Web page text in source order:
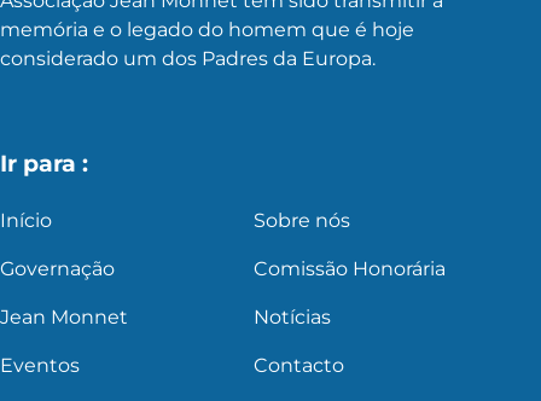
memória e o legado do homem que é hoje
considerado um dos Padres da Europa.
Ir para :
Início Sobre nós
Governação Comissão Honorária
Jean Monnet Notícias
Eventos Contacto